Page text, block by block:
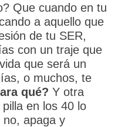
Que cuando en tu
a aquello que
de tu SER,
con un traje que
que será un
o muchos, te
qué? Y otra
en los 40 lo
apaga y